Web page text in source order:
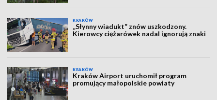
KRAKÓW
„Słynny wiadukt” znów uszkodzony.
Kierowcy ciężarówek nadal ignorują znaki
KRAKÓW
Kraków Airport uruchomił program
promujący małopolskie powiaty